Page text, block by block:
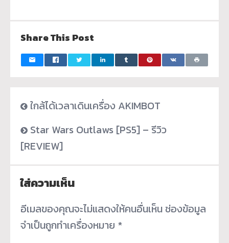
Share This Post
ใกล้ได้เวลาเดินเครื่อง AKIMBOT
Star Wars Outlaws [PS5] – รีวิว
[REVIEW]
ใส่ความเห็น
อีเมลของคุณจะไม่แสดงให้คนอื่นเห็น ช่องข้อมูล
จำเป็นถูกทำเครื่องหมาย *